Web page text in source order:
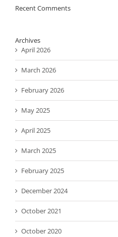
Recent Comments
Archives
April 2026
March 2026
February 2026
May 2025
April 2025
March 2025
February 2025
December 2024
October 2021
October 2020